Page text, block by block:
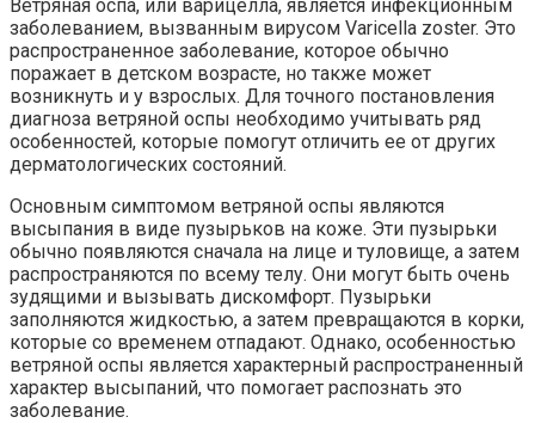
Ветряная оспа, или варицелла, является инфекционным
заболеванием, вызванным вирусом Varicella zoster. Это
распространенное заболевание, которое обычно
поражает в детском возрасте, но также может
возникнуть и у взрослых. Для точного постановления
диагноза ветряной оспы необходимо учитывать ряд
особенностей, которые помогут отличить ее от других
дерматологических состояний.
Основным симптомом ветряной оспы являются
высыпания в виде пузырьков на коже. Эти пузырьки
обычно появляются сначала на лице и туловище, а затем
распространяются по всему телу. Они могут быть очень
зудящими и вызывать дискомфорт. Пузырьки
заполняются жидкостью, а затем превращаются в корки,
которые со временем отпадают. Однако, особенностью
ветряной оспы является характерный распространенный
характер высыпаний, что помогает распознать это
заболевание.